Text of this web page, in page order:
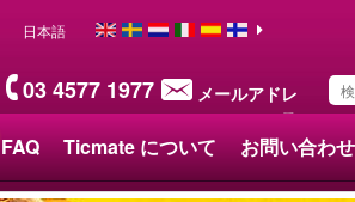
03 4577 1977
メールアドレ
ス
日本語
FAQ Ticmate について お問い合わせ